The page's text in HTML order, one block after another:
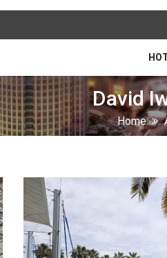
David
Home